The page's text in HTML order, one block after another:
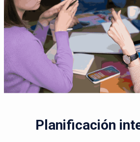
Planificación